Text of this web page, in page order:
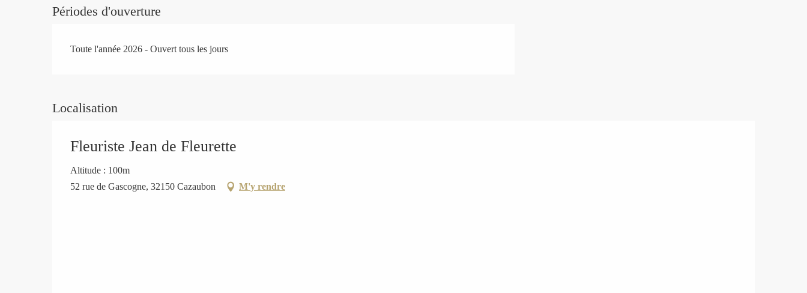
Périodes d'ouverture
Toute l'année 2026 - Ouvert tous les jours
Localisation
Fleuriste Jean de Fleurette
Altitude : 100m
52 rue de Gascogne, 32150 Cazaubon
M'y rendre